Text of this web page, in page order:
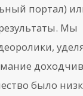
портал)
Мы
было